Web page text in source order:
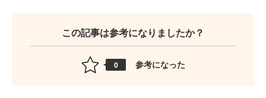
この記事は参考になりましたか？
0 参考になった